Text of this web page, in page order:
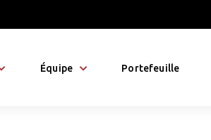
Équipe Portefeuille